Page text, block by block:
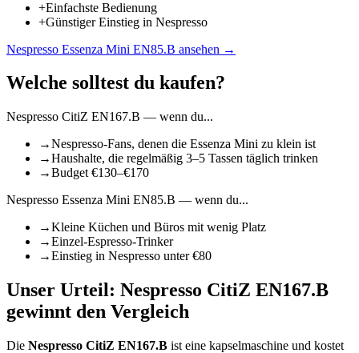
+Einfachste Bedienung
+Günstiger Einstieg in Nespresso
Nespresso Essenza Mini EN85.B ansehen →
Welche solltest du kaufen?
Nespresso CitiZ EN167.B — wenn du...
→Nespresso-Fans, denen die Essenza Mini zu klein ist
→Haushalte, die regelmäßig 3–5 Tassen täglich trinken
→Budget €130–€170
Nespresso Essenza Mini EN85.B — wenn du...
→Kleine Küchen und Büros mit wenig Platz
→Einzel-Espresso-Trinker
→Einstieg in Nespresso unter €80
Unser Urteil: Nespresso CitiZ EN167.B
gewinnt den Vergleich
Die Nespresso CitiZ EN167.B ist eine kapselmaschine und kostet